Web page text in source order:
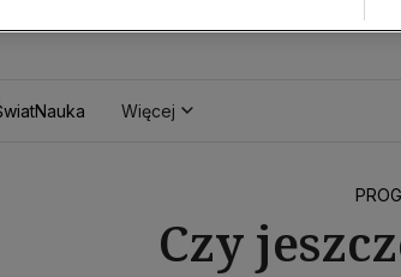
Nauka Więcej
Czy